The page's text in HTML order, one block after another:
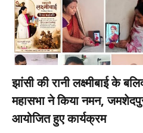
झांसी की रानी लक्ष्मीबाई के
महासभा ने किया नमन,
आयोजित हुए कार्यक्रम